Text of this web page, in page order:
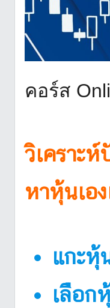
คอร์ส
วิเคราะ
หาหุ้นเอ
แกะหุ้
เลือก